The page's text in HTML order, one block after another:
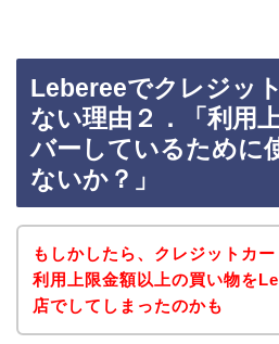
Lebereeでクレジッ
ない理由２．「利用
バーしているために
ないか？」
もしかしたら、クレジットカ
利用上限金額以上の買い物を
店でしてしまったのかも